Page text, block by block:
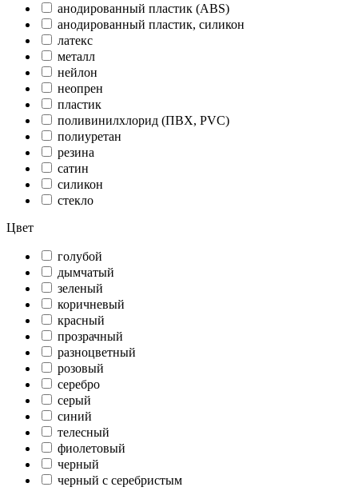
анодированный пластик (ABS)
анодированный пластик, силикон
латекс
металл
нейлон
неопрен
пластик
поливинилхлорид (ПВХ, PVC)
полиуретан
резина
сатин
силикон
стекло
Цвет
голубой
дымчатый
зеленый
коричневый
красный
прозрачный
разноцветный
розовый
серебро
серый
синий
телесный
фиолетовый
черный
черный с серебристым